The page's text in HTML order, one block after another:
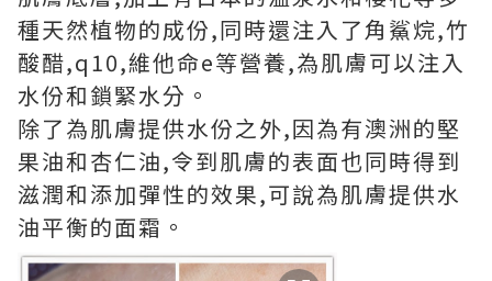
種天然植物的成份,同時還注入了角鯊烷,竹
酸醋,q10,維他命e等營養,為肌膚可以注入
水份和鎖緊水分。
除了為肌膚提供水份之外,因為有澳洲的堅
果油和杏仁油,令到肌膚的表面也同時得到
滋潤和添加彈性的效果,可說為肌膚提供水
油平衡的面霜。